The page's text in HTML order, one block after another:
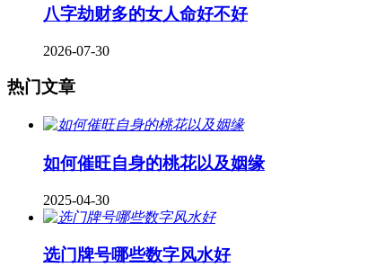
八字劫财多的女人命好不好
2026-07-30
热门文章
如何催旺自身的桃花以及姻缘
2025-04-30
​选门牌号哪些数字风水好